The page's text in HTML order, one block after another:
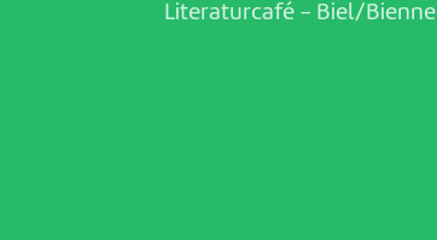
Literaturcafé - Biel/Bienne